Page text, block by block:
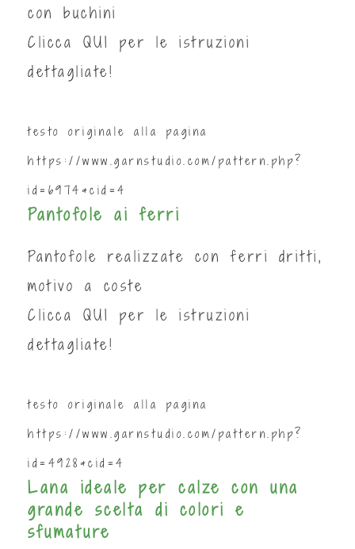
con buchini
Clicca QUI
per le istruzioni
dettagliate!
testo originale alla pagina
https://www.garnstudio.com/pattern.php?
id=6974&cid=4
Pantofole ai ferri
Pantofole realizzate con ferri dritti,
motivo a coste
Clicca QUI
per le istruzioni
dettagliate!
testo originale alla pagina
https://www.garnstudio.com/pattern.php?
id=4928&cid=4
Lana ideale per calze con una
grande scelta di colori e
sfumature